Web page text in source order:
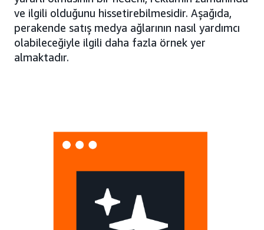
ve ilgili olduğunu hissetirebilmesidir. Aşağıda,
perakende satış medya ağlarının nasıl yardımcı
olabileceğiyle ilgili daha fazla örnek yer
almaktadır.